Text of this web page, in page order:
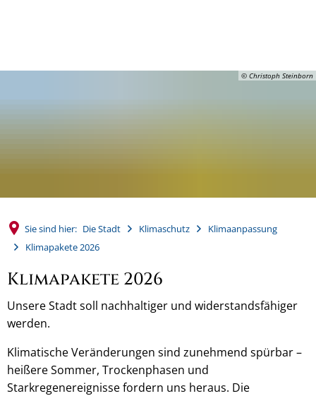
© Christoph Steinborn
Sie sind hier: Die Stadt Klimaschutz
Klimaanpassung
Klimapakete 2026
Klimapakete 2026
Unsere Stadt soll nachhaltiger und widerstandsfähiger
werden.
Klimatische Veränderungen sind zunehmend spürbar –
heißere Sommer, Trockenphasen und
Starkregenereignisse fordern uns heraus. Die